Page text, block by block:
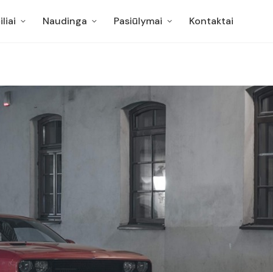
Naudinga Pasiūlymai Kontaktai
Naudinga Pasiūlymai Kontaktai